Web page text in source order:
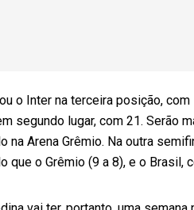
o Inter na terceira posição,
segundo lugar, com 21. Serão
na Arena Grêmio. Na outra
o Grêmio (9 a 8), e o Brasil,